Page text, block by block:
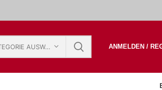
KATEGORIE AUSWÄHLEN ANMELDEN /